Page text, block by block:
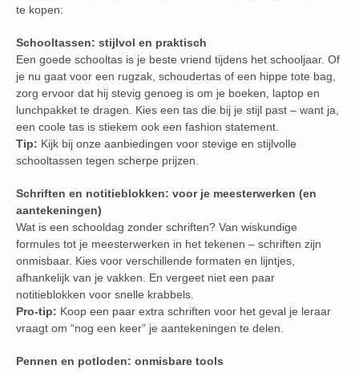
te kopen:
Schooltassen: stijlvol en praktisch
Een goede schooltas is je beste vriend tijdens het schooljaar. Of
je nu gaat voor een rugzak, schoudertas of een hippe tote bag,
zorg ervoor dat hij stevig genoeg is om je boeken, laptop en
lunchpakket te dragen. Kies een tas die bij je stijl past – want ja,
een coole tas is stiekem ook een fashion statement.
Tip: Kijk bij onze aanbiedingen voor stevige en stijlvolle
schooltassen tegen scherpe prijzen.
Schriften en notitieblokken: voor je meesterwerken (en
aantekeningen)
Wat is een schooldag zonder schriften? Van wiskundige
formules tot je meesterwerken in het tekenen – schriften zijn
onmisbaar. Kies voor verschillende formaten en lijntjes,
afhankelijk van je vakken. En vergeet niet een paar
notitieblokken voor snelle krabbels.
Pro-tip: Koop een paar extra schriften voor het geval je leraar
vraagt om “nog een keer” je aantekeningen te delen.
Pennen en potloden: onmisbare tools